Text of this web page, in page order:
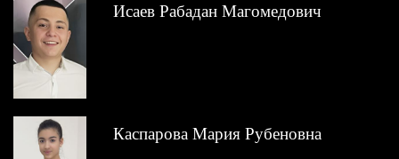
Исаев Рабадан Магомедович
Каспарова Мария Рубеновна